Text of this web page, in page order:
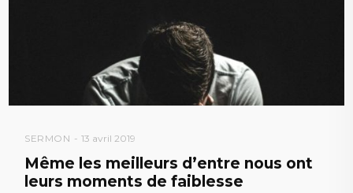
SERMON 13 avril 2019
Même les meilleurs d’entre nous ont
leurs moments de faiblesse